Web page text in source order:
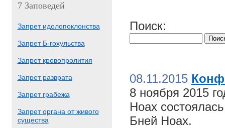
7 Заповедей
Запрет идолопоклонства
Запрет Б-гохульства
Запрет кровопролития
Запрет разврата
Запрет грабежа
Запрет органа от живого
существа
Поиск:
08.11.2015
8 ноября 2015
Ноах
Бней Ноах.